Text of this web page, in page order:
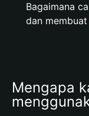
Bagaimana
dan
Mengapa